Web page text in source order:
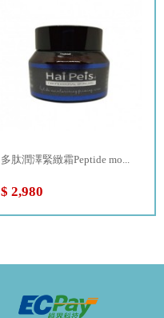
多肽潤澤緊緻霜Peptide mo...
$ 2,980